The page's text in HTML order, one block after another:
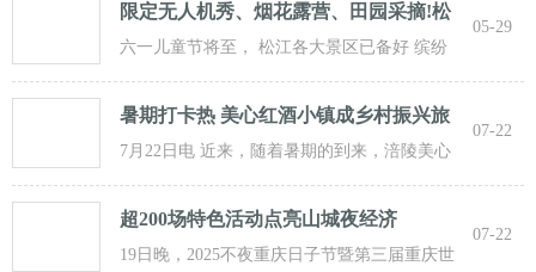
限定无人机秀、烟花露营、田园采摘!松
江遛
六一儿童节将至， 松江各大景区已备好 缤纷
活动与超值福利， 从主题乐土到田园乡野，
05-29
暑期打卡热 美心红酒小镇成乡村振兴旅
游新
7月22日电 近来，随着暑期的到来，涪陵美心
红酒小镇迎来了大批游客前来打卡，
07-22
超200场特色活动点亮山城夜经济
19日晚，2025不夜重庆日子节暨第三届重庆世
07-22